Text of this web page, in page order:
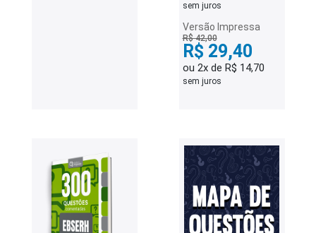
sem juros
Versão Impressa
R$ 42,00
R$ 29,40
ou 2x de R$ 14,70
sem juros